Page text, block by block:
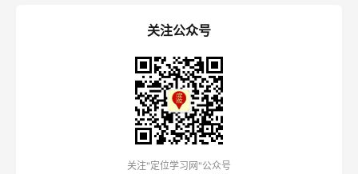
关注公众号
关注"定位学习网"公众号